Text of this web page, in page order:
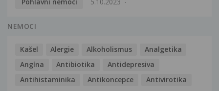
Pohlavní nemoci
5.10.2023
NEMOCI
Kašel Alergie Alkoholismus
Analgetika
Angína
Antibiotika
Antidepresiva
Antihistaminika
Antikoncepce Antivirotika